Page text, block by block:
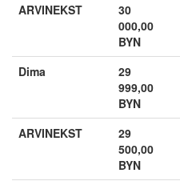
ARVINEKST
30
000,00
BYN
Dima
29
999,00
BYN
ARVINEKST
29
500,00
BYN